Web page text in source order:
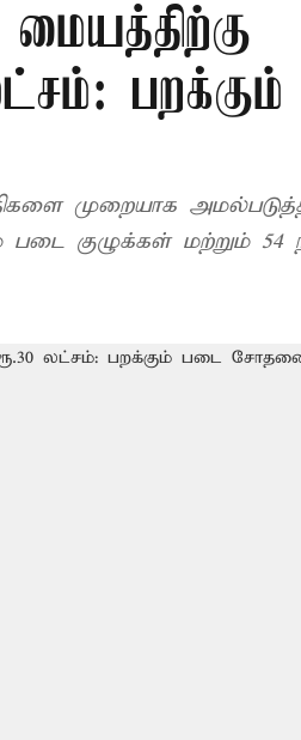
மையத்திற்கு
முறையாக
படை குழுக்கள் மற்றும் 54